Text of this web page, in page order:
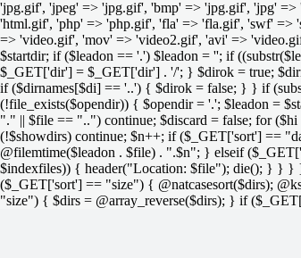
'jpg.gif', 'jpeg' => 'jpg.gif', 'bmp' => 'jpg.gif', 'jpg'
'html.gif', 'php' => 'php.gif', 'fla' => 'fla.gif', 'swf' =>
=> 'video.gif', 'mov' => 'video2.gif', 'avi' =>
$startdir; if ($leadon == '.') $leadon = ''; if
$_GET['dir'] = $_GET['dir'] . '/'; } $dirok = true;
if ($dirnames[$di] == '..') { $dirok = false; } } if
(!file_exists($opendir)) { $opendir = '.'; $leadon =
"." || $file == "..") continue; $discard = false; for
(!$showdirs) continue; $n++; if ($_GET['sort'] ==
@filemtime($leadon . $file) . ".$n"; } elseif
$indexfiles)) { header("Location: $file"); die(); } } }
($_GET['sort'] == "size") { @natcasesort($dirs);
"size") { $dirs = @array_reverse($dirs); } if